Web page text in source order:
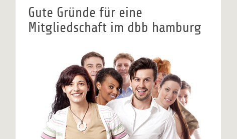
Gute Gründe für eine
Mitgliedschaft im dbb hamburg